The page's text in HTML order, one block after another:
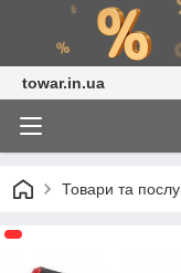
towar.in.ua
Товари та